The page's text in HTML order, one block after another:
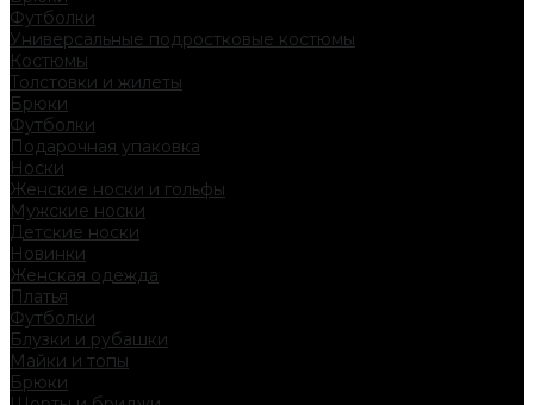
Футболки
Универсальные подростковые костюмы
Костюмы
Толстовки и жилеты
Брюки
Футболки
Подарочная упаковка
Носки
Женские носки и гольфы
Мужские носки
Детские носки
Новинки
Женская одежда
Платья
Футболки
Блузки и рубашки
Майки и топы
Брюки